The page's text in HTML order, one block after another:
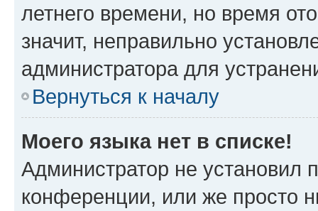
летнего времени, но время
значит, неправильно
администратора для
Вернуться к началу
Моего языка нет в списке!
Администратор не установил
конференции, или же просто